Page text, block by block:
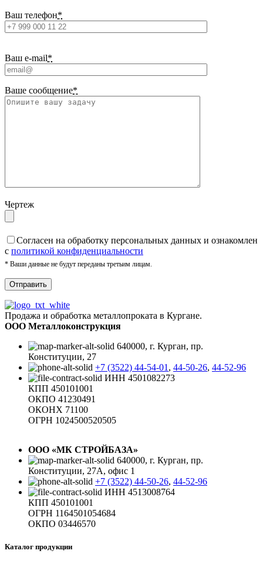
Ваш телефон*
Ваш e-mail*
Ваше сообщение*
Чертеж
Cогласен на обработку персональных данных и ознакомлен
с политикой конфиденциальности
* Ваши данные не будут переданы третьим лицам.
Продажа и обработка металлопроката в Кургане.
ООО Металлоконструкция
640000, г. Курган, пр.
Конституции, 27
+7 (3522) 44-54-01 , 44-50-26, 44-52-96
ИНН 4501082273
КПП 450101001
ОКПО 41230491
ОКОНХ 71100
ОГРН 1024500520505
ООО «МК СТРОЙБАЗА»
640000, г. Курган, пр.
Конституции, 27А, офис 1
+7 (3522) 44-50-26, 44-52-96
ИНН 4513008764
КПП 450101001
ОГРН 1164501054684
ОКПО 03446570
Каталог продукции